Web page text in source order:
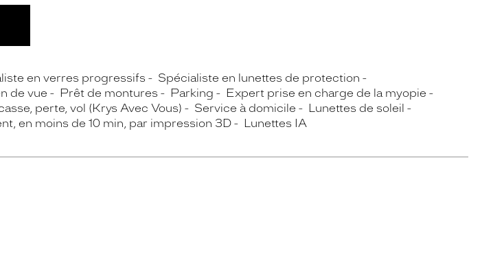
en verres progressifs
Spécialiste en lunettes de protection
de vue Prêt de montures Parking
Expert prise en charge de la myopie
perte, vol (Krys Avec Vous) Service à domicile
Lunettes de soleil
en moins de 10 min, par impression 3D Lunettes IA